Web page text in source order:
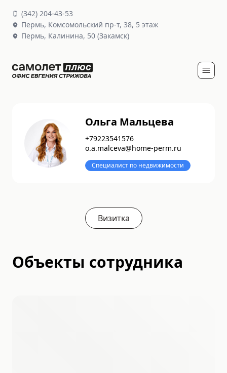
(342) 204-43-53
Пермь, Комсомольский пр-т, 38, 5 этаж
Пермь, Калинина, 50 (Закамск)
Ольга Мальцева
+79223541576
o.a.malceva@home-perm.ru
Специалист по недвижимости
Визитка
Объекты сотрудника